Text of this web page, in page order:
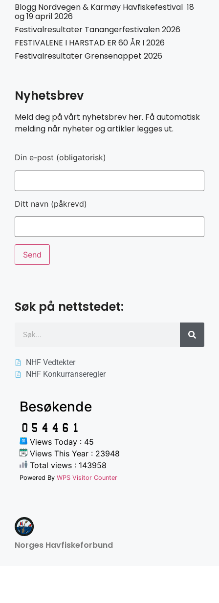
Blogg Nordvegen & Karmøy Havfiskefestival 18
og 19 april 2026
Festivalresultater Tanangerfestivalen 2026
FESTIVALENE I HARSTAD ER 60 ÅR I 2026
Festivalresultater Grensenappet 2026
Nyhetsbrev
Meld deg på vårt nyhetsbrev her. Få automatisk
melding når nyheter og artikler legges ut.
Din e-post (obligatorisk)
Ditt navn (påkrevd)
Søk på nettstedet:
NHF Vedtekter
NHF Konkurranseregler
Besøkende
Views Today : 45
Views This Year : 23948
Total views : 143958
Powered By WPS Visitor Counter
Norges Havfiskeforbund